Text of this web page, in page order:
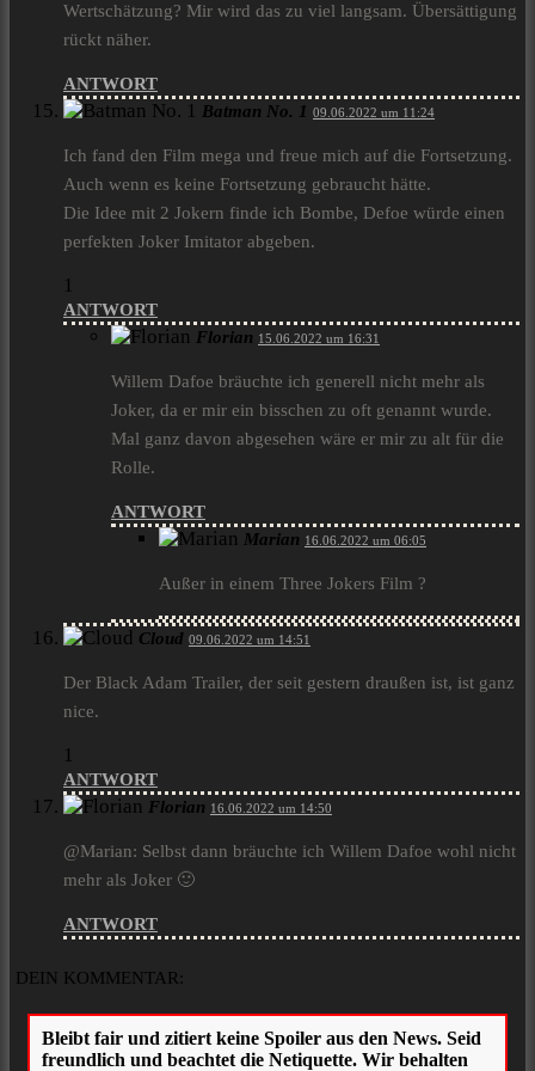
Wertschätzung? Mir wird das zu viel langsam. Übersättigung
rückt näher.
ANTWORT
Batman No. 1 09.06.2022 um 11:24
Ich fand den Film mega und freue mich auf die Fortsetzung.
Auch wenn es keine Fortsetzung gebraucht hätte.
Die Idee mit 2 Jokern finde ich Bombe, Defoe würde einen
perfekten Joker Imitator abgeben.
1
ANTWORT
Florian 15.06.2022 um 16:31
Willem Dafoe bräuchte ich generell nicht mehr als
Joker, da er mir ein bisschen zu oft genannt wurde.
Mal ganz davon abgesehen wäre er mir zu alt für die
Rolle.
ANTWORT
Marian 16.06.2022 um 06:05
Außer in einem Three Jokers Film ?
Cloud 09.06.2022 um 14:51
Der Black Adam Trailer, der seit gestern draußen ist, ist ganz
nice.
1
ANTWORT
Florian 16.06.2022 um 14:50
@Marian: Selbst dann bräuchte ich Willem Dafoe wohl nicht
mehr als Joker 🙂
ANTWORT
DEIN KOMMENTAR: